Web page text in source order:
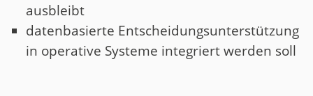
ausbleibt
datenbasierte Entscheidungsunterstützung
in operative Systeme integriert werden soll